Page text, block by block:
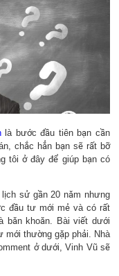
là bước đầu tiên bạn cần
chắc hẳn bạn sẽ rất bỡ
tôi ở đây để giúp bạn có
sử gần 20 năm nhưng
đầu tư mới mẻ và có rất
băn khoăn. Bài viết dưới
mới thường gặp phải. Nhà
ở dưới, Vinh Vũ sẽ